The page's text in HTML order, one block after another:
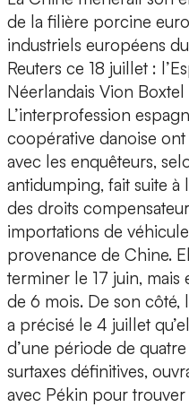
de la filière porcine
industriels européens
Reuters ce 18 juillet :
Néerlandais Vion
L’interprofession
coopérative danoise
avec les enquêteurs,
antidumping, fait suite à
des droits
importations de
provenance de Chine.
terminer le 17 juin,
de 6 mois. De son
a précisé le 4 juillet
d’une période de
surtaxes définitives,
avec Pékin pour